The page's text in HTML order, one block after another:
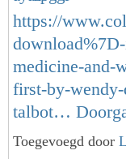
https://
medicine-and-
first-by-
talbot…
Toegevoegd door